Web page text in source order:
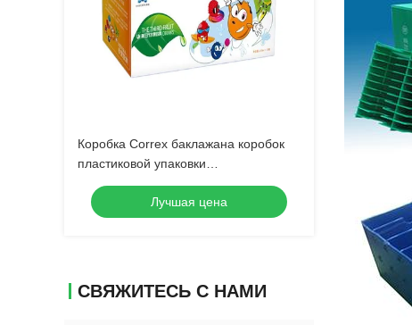
Коробка Correx баклажана коробок
пластиковой упаковки
оборачиваемости рифленая
Лучшая цена
СВЯЖИТЕСЬ С НАМИ